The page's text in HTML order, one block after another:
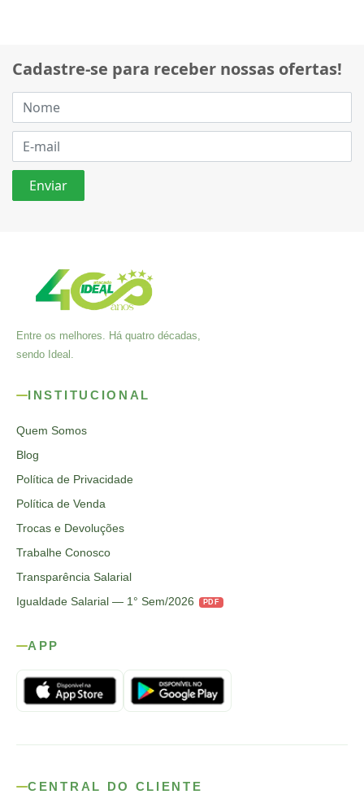
Cadastre-se para receber nossas ofertas!
Entre os melhores. Há quatro décadas,
sendo Ideal.
INSTITUCIONAL
Quem Somos
Blog
Política de Privacidade
Política de Venda
Trocas e Devoluções
Trabalhe Conosco
Transparência Salarial
Igualdade Salarial — 1° Sem/2026
PDF
APP
CENTRAL DO CLIENTE